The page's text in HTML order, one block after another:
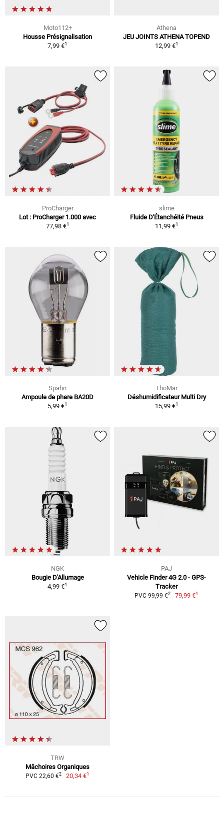
Moto112+
Housse Présignalisation
7,99 €1
Athena
JEU JOINTS ATHENA TOPEND
12,99 €1
ProCharger
Lot : ProCharger 1.000 avec
77,98 €1
slime
Fluide D'Étanchéité Pneus
11,99 €1
Spahn
Ampoule de phare BA20D
5,99 €1
ThoMar
Déshumidificateur Multi Dry
15,99 €1
NGK
Bougie D'Allumage
4,99 €1
PAJ
Vehicle Finder 4G 2.0 - GPS-
Tracker
PVC 99,99 €2 79,99 €1
TRW
Mâchoires Organiques
PVC 22,60 €2 20,34 €1